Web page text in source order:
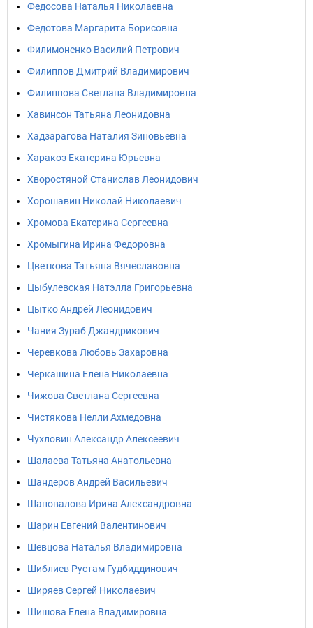
Федосова Наталья Николаевна
Федотова Маргарита Борисовна
Филимоненко Василий Петрович
Филиппов Дмитрий Владимирович
Филиппова Светлана Владимировна
Хавинсон Татьяна Леонидовна
Хадзарагова Наталия Зиновьевна
Харакоз Екатерина Юрьевна
Хворостяной Станислав Леонидович
Хорошавин Николай Николаевич
Хромова Екатерина Сергеевна
Хромыгина Ирина Федоровна
Цветкова Татьяна Вячеславовна
Цыбулевская Натэлла Григорьевна
Цытко Андрей Леонидович
Чания Зураб Джандрикович
Черевкова Любовь Захаровна
Черкашина Елена Николаевна
Чижова Светлана Сергеевна
Чистякова Нелли Ахмедовна
Чухловин Александр Алексеевич
Шалаева Татьяна Анатольевна
Шандеров Андрей Васильевич
Шаповалова Ирина Александровна
Шарин Евгений Валентинович
Шевцова Наталья Владимировна
Шиблиев Рустам Гудбиддинович
Ширяев Сергей Николаевич
Шишова Елена Владимировна